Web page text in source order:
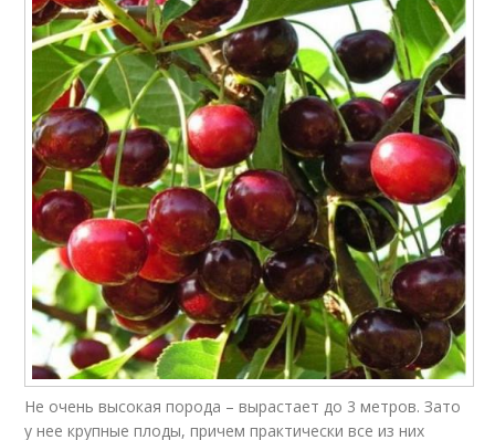
Не очень высокая порода – вырастает до 3 метров. Зато
у нее крупные плоды, причем практически все из них